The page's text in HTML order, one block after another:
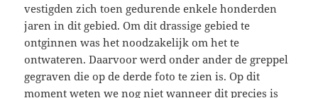
vestigden zich toen gedurende enkele honderden
jaren in dit gebied. Om dit drassige gebied te
ontginnen was het noodzakelijk om het te
ontwateren. Daarvoor werd onder ander de greppel
gegraven die op de derde foto te zien is. Op dit
moment weten we nog niet wanneer dit precies is